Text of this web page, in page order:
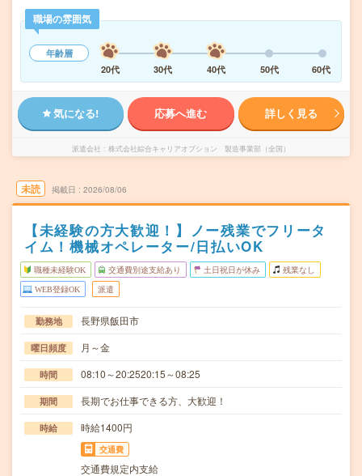
職場の雰囲気
年齢層
20代
30代 40代 50代 60代
気になる! 応募へ進む 詳しく見る
派遣会社 株式会社綜合キャリアオプション 製造事業部（全国）
未読 掲載日 2026/08/06
【未経験の方大歓迎！】ノー残業でフリータ
イム！機械オペレーター/日払いOK
職種未経験OK 交通費別途支給あり 土日祝日が休み 残業なし
WEB登録OK 派遣
勤務地 長野県飯田市
曜日頻度 月～金
時間 08:10～20:2520:15～08:25
期間 長期でお仕事できる方、大歓迎！
時給 時給1400円
交通費
交通費規定内支給